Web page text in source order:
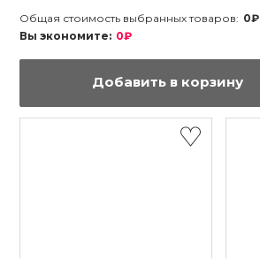
Общая стоимость выбранных товаров: 0₽
Вы экономите: 0₽
Добавить в корзину